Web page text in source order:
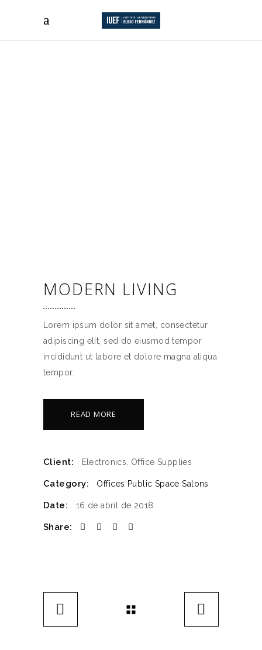
MODERN LIVING
Lorem ipsum dolor sit amet, consectetur
adipiscing elit, sed do eiusmod tempor
incididunt ut labore et dolore magna aliqua
tempor.
READ MORE
Client: Electronics, Office Supplies
Category: Offices Public Space Salons
Date: 16 de abril de 2018
Share: